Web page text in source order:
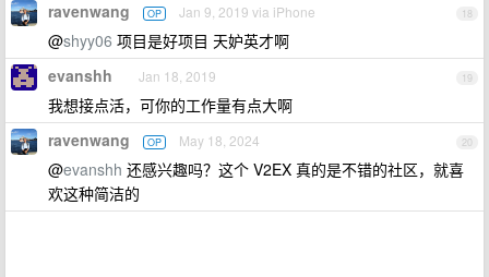
18
ravenwang OP Jan 9, 2019 via iPhone
@shyy06 项目是好项目 天妒英才啊
19
evanshh Jan 18, 2019
我想接点活，可你的工作量有点大啊
20
ravenwang OP May 18, 2024
@evanshh 还感兴趣吗？这个 V2EX 真的是不错的社区，就喜
欢这种简洁的